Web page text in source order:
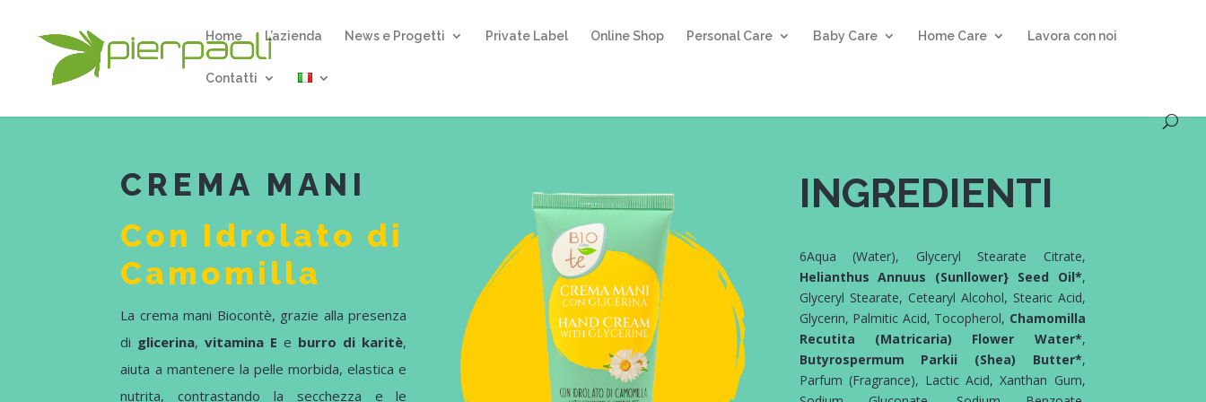
Home L’azienda News e Progetti Private Label Online Shop Personal Care Baby Care Home Care Lavora con noi
Contatti
CREMA MANI
Con Idrolato di
Camomilla
La crema mani Biocontè, grazie alla presenza
di glicerina,vitamina E e burro di karitè,
aiuta a mantenere la pelle morbida, elastica e
nutrita, contrastando la secchezza e le
INGREDIENTI
6Aqua (Water), Glyceryl Stearate Citrate,
Helianthus Annuus (Sunllower} Seed Oil*,
Glyceryl Stearate, Cetearyl Alcohol, Stearic Acid,
Glycerin, Palmitic Acid, Tocopherol, Chamomilla
Recutita (Matricaria) Flower Water*,
Butyrospermum Parkii (Shea) Butter*,
Parfum (Fragrance), Lactic Acid, Xanthan Gum,